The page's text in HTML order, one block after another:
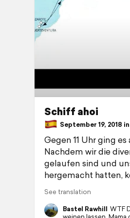
Schiff ahoi
September 19, 2018 in
Gegen 11 Uhr ging
Nachdem wir die
gelaufen sind und
hergemacht hatten,
See translation
Bastel Rawhill WTF